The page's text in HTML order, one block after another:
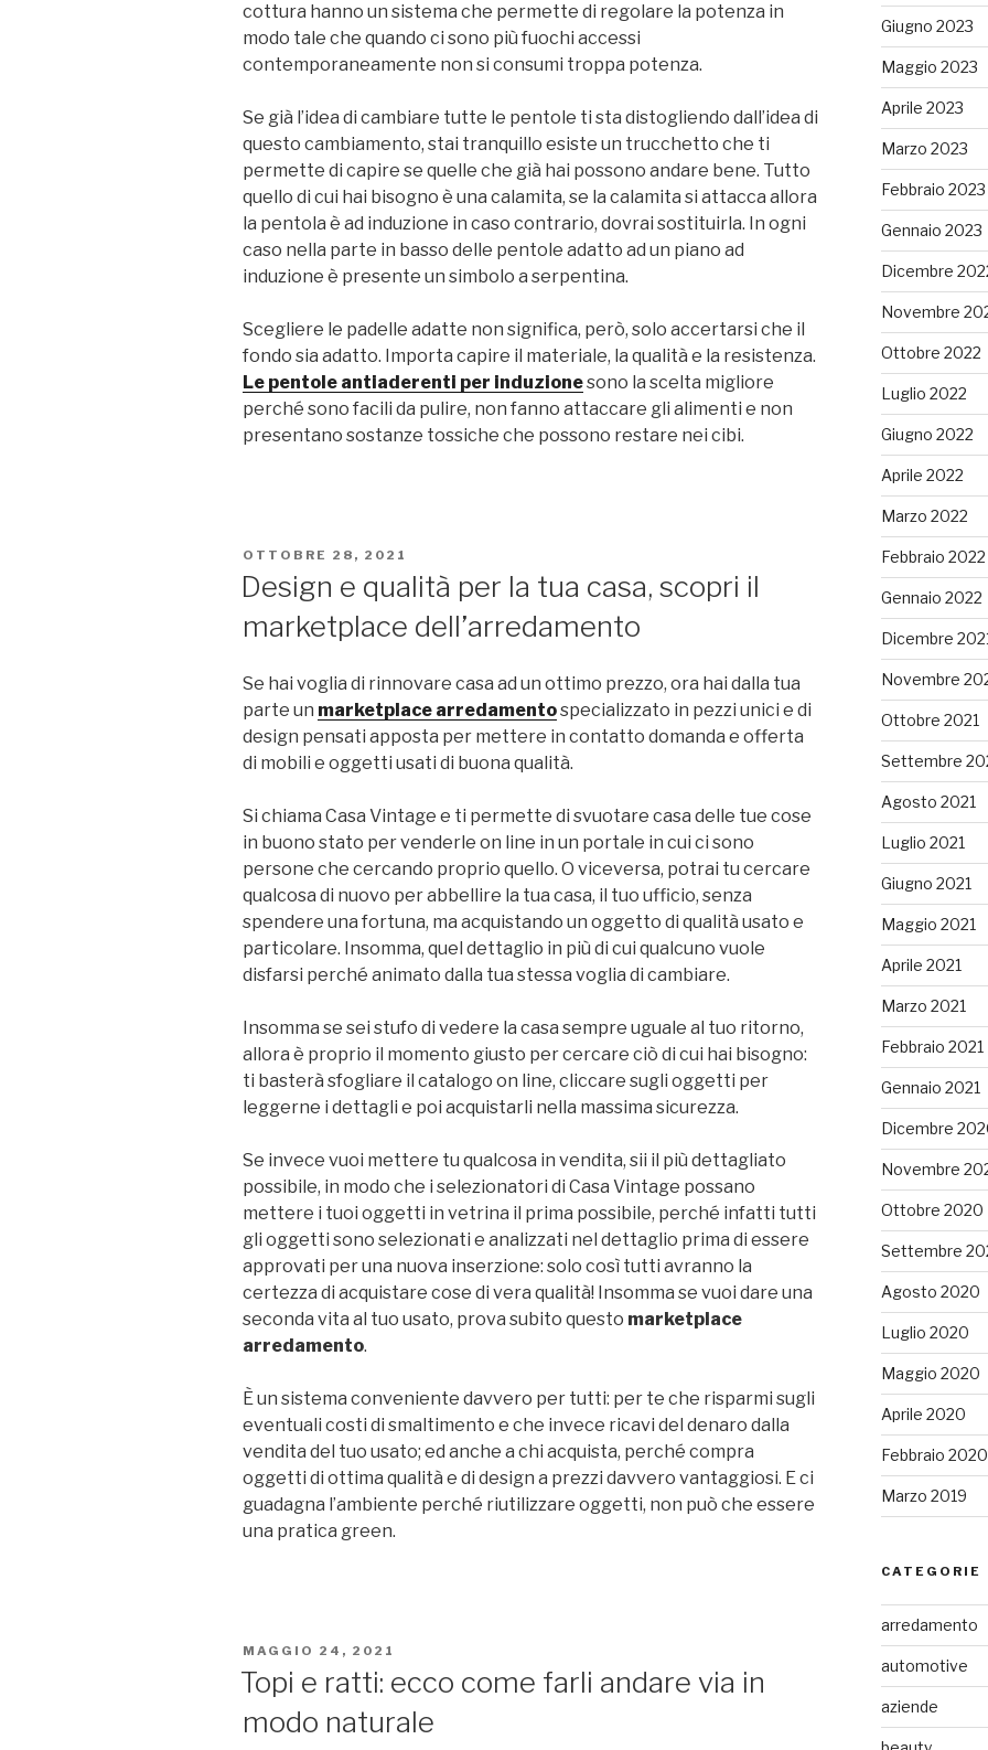
cottura hanno un sistema che permette di regolare la potenza in
modo tale che quando ci sono più fuochi accessi
contemporaneamente non si consumi troppa potenza.
Se già l’idea di cambiare tutte le pentole ti sta distogliendo dall’idea di
questo cambiamento, stai tranquillo esiste un trucchetto che ti
permette di capire se quelle che già hai possono andare bene. Tutto
quello di cui hai bisogno è una calamita, se la calamita si attacca allora
la pentola è ad induzione in caso contrario, dovrai sostituirla. In ogni
caso nella parte in basso delle pentole adatto ad un piano ad
induzione è presente un simbolo a serpentina.
Scegliere le padelle adatte non significa, però, solo accertarsi che il
fondo sia adatto. Importa capire il materiale, la qualità e la resistenza.
Le pentole antiaderenti per induzionesono la scelta migliore
perché sono facili da pulire, non fanno attaccare gli alimenti e non
presentano sostanze tossiche che possono restare nei cibi.
PUBBLICATO
OTTOBRE 28, 2021
Design e qualità per la tua casa, scopri il
marketplace dell’arredamento
Se hai voglia di rinnovare casa ad un ottimo prezzo, ora hai dalla tua
parte un marketplace arredamentospecializzato in pezzi unici e di
design pensati apposta per mettere in contatto domanda e offerta
di mobili e oggetti usati di buona qualità.
Si chiama Casa Vintage e ti permette di svuotare casa delle tue cose
in buono stato per venderle on line in un portale in cui ci sono
persone che cercando proprio quello. O viceversa, potrai tu cercare
qualcosa di nuovo per abbellire la tua casa, il tuo ufficio, senza
spendere una fortuna, ma acquistando un oggetto di qualità usato e
particolare. Insomma, quel dettaglio in più di cui qualcuno vuole
disfarsi perché animato dalla tua stessa voglia di cambiare.
Insomma se sei stufo di vedere la casa sempre uguale al tuo ritorno,
allora è proprio il momento giusto per cercare ciò di cui hai bisogno:
ti basterà sfogliare il catalogo on line, cliccare sugli oggetti per
leggerne i dettagli e poi acquistarli nella massima sicurezza.
Se invece vuoi mettere tu qualcosa in vendita, sii il più dettagliato
possibile, in modo che i selezionatori di Casa Vintage possano
mettere i tuoi oggetti in vetrina il prima possibile, perché infatti tutti
gli oggetti sono selezionati e analizzati nel dettaglio prima di essere
approvati per una nuova inserzione: solo così tutti avranno la
certezza di acquistare cose di vera qualità! Insomma se vuoi dare una
seconda vita al tuo usato, prova subito questo marketplace
arredamento.
È un sistema conveniente davvero per tutti: per te che risparmi sugli
eventuali costi di smaltimento e che invece ricavi del denaro dalla
vendita del tuo usato; ed anche a chi acquista, perché compra
oggetti di ottima qualità e di design a prezzi davvero vantaggiosi. E ci
guadagna l’ambiente perché riutilizzare oggetti, non può che essere
una pratica green.
PUBBLICATO
MAGGIO 24, 2021
Topi e ratti: ecco come farli andare via in
modo naturale
Giugno 2023
Maggio 2023
Aprile 2023
Marzo 2023
Febbraio 2023
Gennaio 2023
Dicembre
Novembre
Ottobre 2022
Luglio 2022
Giugno 2022
Aprile 2022
Marzo 2022
Febbraio 2022
Gennaio 2022
Dicembre
Novembre
Ottobre 2021
Settembre
Agosto 2021
Luglio 2021
Giugno 2021
Maggio 2021
Aprile 2021
Marzo 2021
Febbraio 2021
Gennaio 2021
Dicembre
Novembre
Ottobre 2020
Settembre
Agosto 2020
Luglio 2020
Maggio 2020
Aprile 2020
Febbraio 2020
Marzo 2019
CATEGORIE
arredamento
automotive
aziende